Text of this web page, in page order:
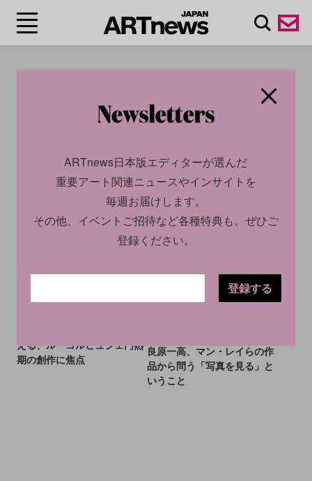
2025.01.17
今週末に見たいアートイベン
える、ル・コルビュジェ円熟
期の創作に焦点
今週末に見たいアートイベン
良原一高、マン・レイらの作
品から問う「写真を見る」と
いうこと
ARTnews日本版エディターが選んだ
重要アート関連ニュースやインサイトを
毎週お届けします。
その他、イベントご招待など各種特典も。ぜひご
登録ください。
登録する